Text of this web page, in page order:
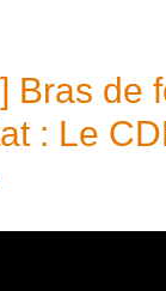
Bras de
: Le